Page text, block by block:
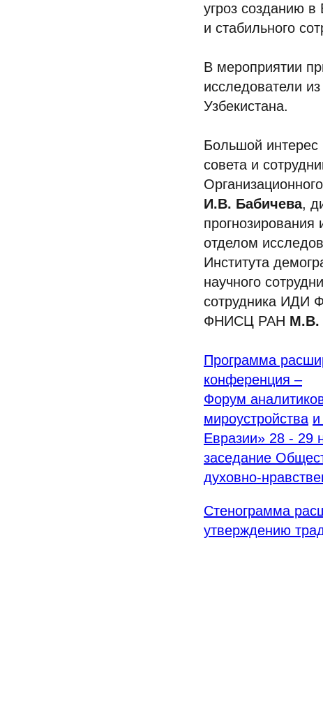
угроз созданию
и стабильного
В мероприятии
исследователи
Узбекистана.
Большой интерес
совета и
И.В. Бабичева,
отделом
Института
научного
сотрудника ИДИ
ФНИСЦ РАН М.В.
Программа
конференция –
Форум
мироустройства
Евразии» 28 - 29
заседание
духовно-
Стенограмма
утверждению